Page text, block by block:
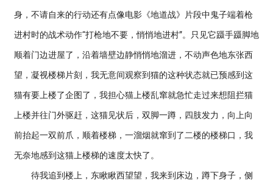
身，不请自来的行动还有点像电影《地道战》片段中鬼子端着枪
进村时的战术动作“打枪地不要，悄悄地进村”。只见它蹑手蹑脚地
顺着门边进屋了，沿着墙壁边静悄悄地溜进，不动声色地东张西
望，凝视楼梯片刻，我无意间观察到猫的这种状态就已预感到这
猫有要上楼了企图了，我担心猫上楼乱窜就急忙走过来想阻拦猫
上楼并往门外驱赶，这猫见状后，双脚一蹲，四肢发力，向上向
前抬起一双前爪，顺着楼梯，一溜烟就窜到了二楼的楼梯口，我
无奈地感到这猫上楼梯的速度太快了。
待我追到楼上，东瞅瞅西望望，我来到床边，蹲下身子，侧